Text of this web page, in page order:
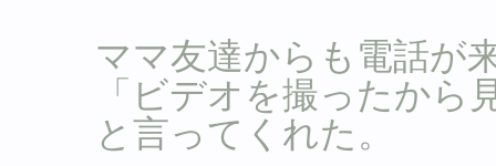
ママ友達からも電話が
「ビデオを撮ったから
と言ってくれた。